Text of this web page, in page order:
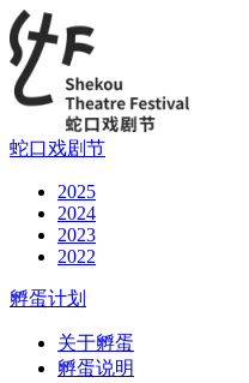
蛇口戏剧节
2025
2024
2023
2022
孵蛋计划
关于孵蛋
孵蛋说明